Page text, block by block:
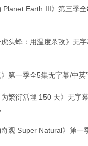
Planet Earth III》第三季
头蜂：用温度杀敌》无
第一季全5集无字幕/中
繁衍活埋 150 天》无字
观 Super Natural》第一